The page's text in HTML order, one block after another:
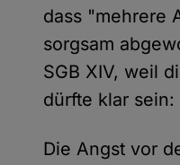
dass "mehrere
sorgsam
SGB XIV, weil
dürfte klar
Die Angst vor